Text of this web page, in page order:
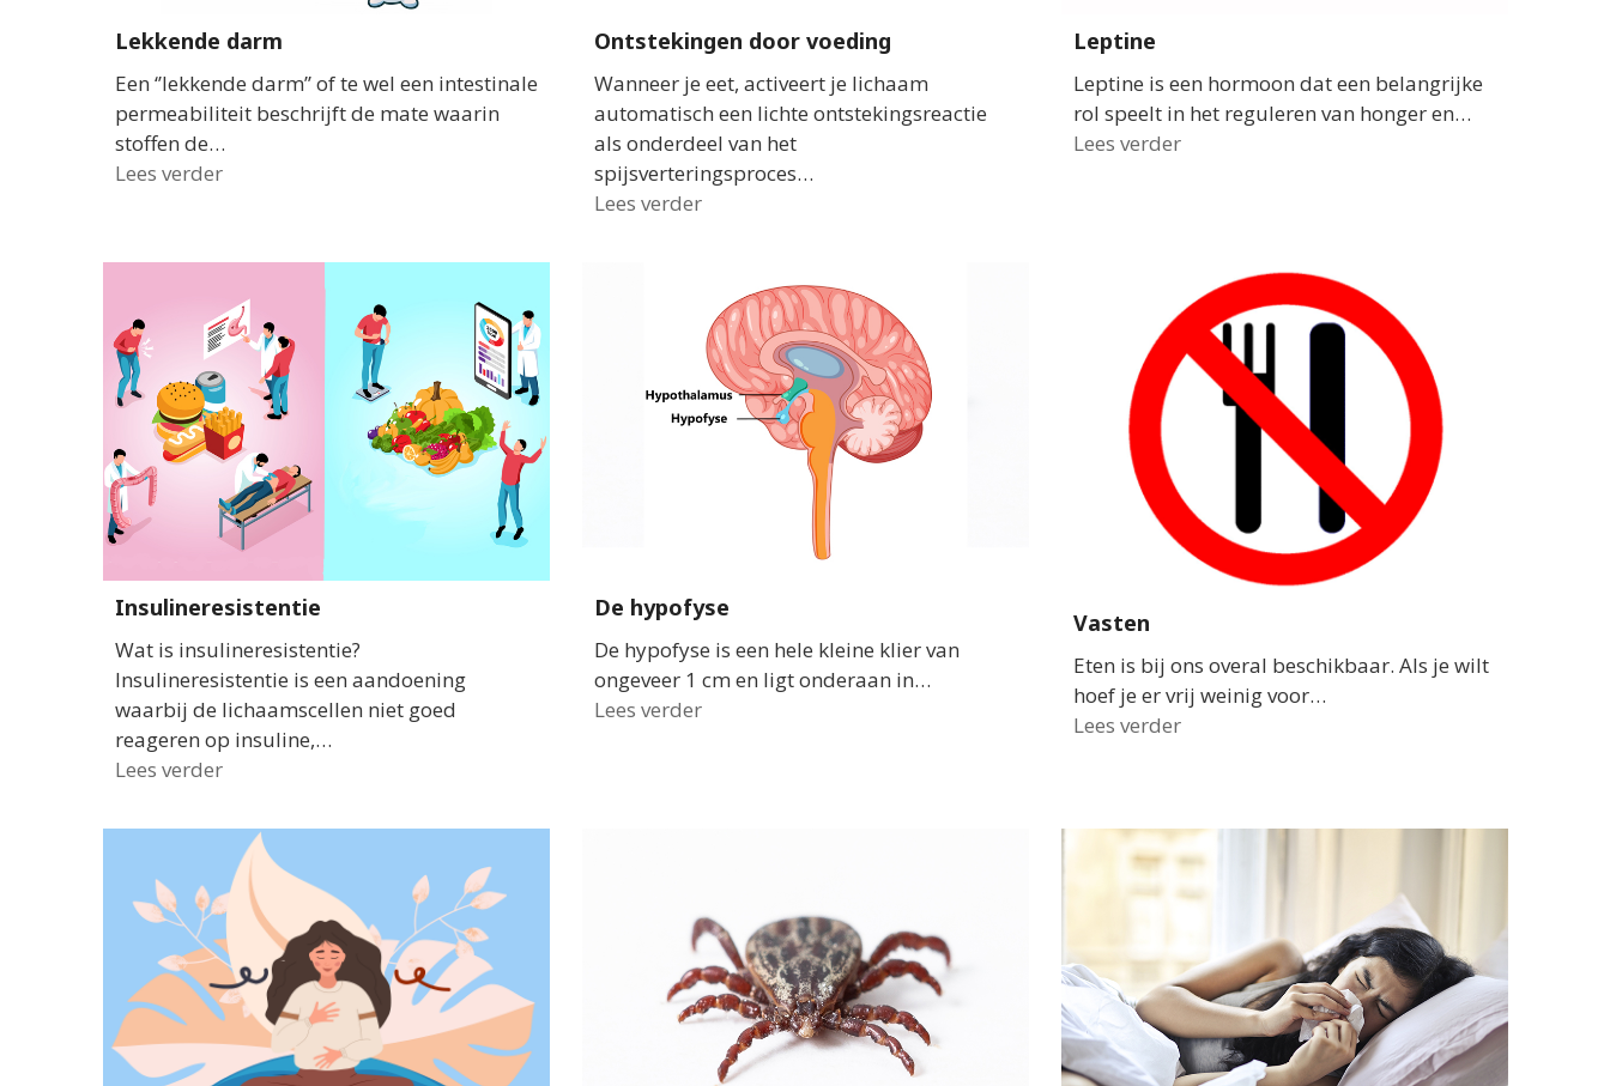
Lekkende darm
Een ‘’lekkende darm’’ of te wel een intestinale
permeabiliteit beschrijft de mate waarin
stoffen de…
Lees verder
Ontstekingen door voeding
Wanneer je eet, activeert je lichaam
automatisch een lichte ontstekingsreactie
als onderdeel van het
spijsverteringsproces…
Lees verder
Leptine
Leptine is een hormoon dat een belangrijke
rol speelt in het reguleren van honger en…
Lees verder
Insulineresistentie
Wat is insulineresistentie?
Insulineresistentie is een aandoening
waarbij de lichaamscellen niet goed
reageren op insuline,…
Lees verder
De hypofyse
De hypofyse is een hele kleine klier van
ongeveer 1 cm en ligt onderaan in…
Lees verder
Vasten
Eten is bij ons overal beschikbaar. Als je wilt
hoef je er vrij weinig voor…
Lees verder